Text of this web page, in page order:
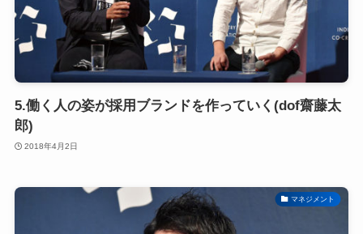
5.働く人の姿が採用ブランドを作っていく(dof齋藤太
郎)
2018年4月2日
マネジメント